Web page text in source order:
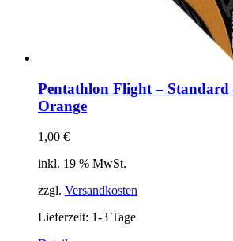
Pentathlon Flight –
Orange
1,00 €
inkl. 19 % MwSt.
zzgl. Versandkosten
Lieferzeit: 1-3 Tage